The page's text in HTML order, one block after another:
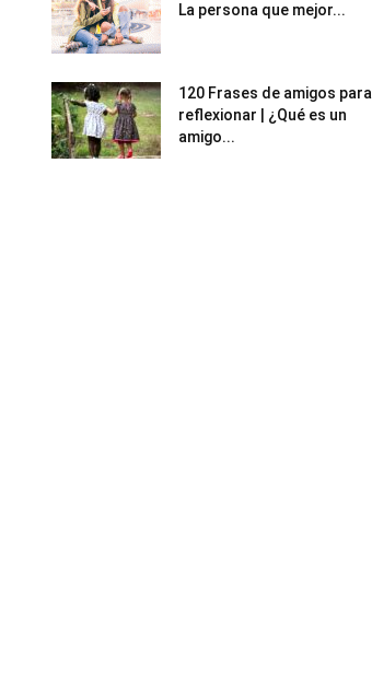
La persona que mejor...
120 Frases de amigos para
reflexionar | ¿Qué es un
amigo...